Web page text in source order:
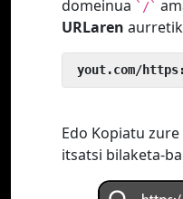
domeinua `/`
URLaren
yout.com/
Edo Kopiatu
itsatsi bilaketa-